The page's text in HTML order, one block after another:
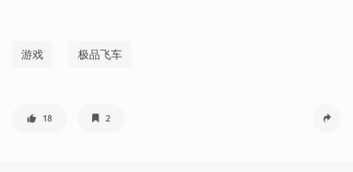
游戏 极品飞车
18 2